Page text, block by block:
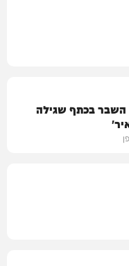
בכתף שגילה